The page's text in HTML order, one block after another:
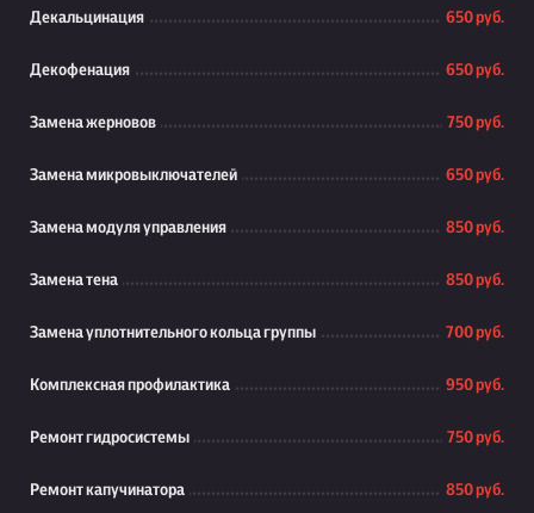
Декальцинация 650 руб.
Декофенация 650 руб.
Замена жерновов 750 руб.
Замена микровыключателей 650 руб.
Замена модуля управления 850 руб.
Замена тена 850 руб.
Замена уплотнительного кольца группы 700 руб.
Комплексная профилактика 950 руб.
Ремонт гидросистемы 750 руб.
Ремонт капучинатора 850 руб.